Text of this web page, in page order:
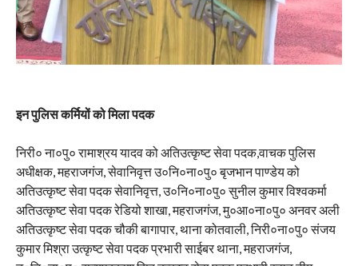
इन पुलिस कर्मियों को मिला पदक
निरी० ना०पु० रामाश्रय यादव को अतिउत्कृष्ट सेवा पदक,वाचक पुलिस
अधीक्षक, महराजगंज, सेवानिवृत्त उ०नि०ना०पु० बृजभान पाण्डेय को
अतिउत्कृष्ट सेवा पदक सेवानिवृत्त, उ०नि०ना०पु० सुनील कुमार विश्वकर्मा
अतिउत्कृष्ट सेवा पदक रेडियो शाखा, महराजगंज, मु०आ०ना०पु० अनवर अली
अतिउत्कृष्ट सेवा पदक चौकी बागापार, थाना कोतवाली, निरी०ना०पु० संजय
कुमार मिश्रा उत्कृष्ट सेवा पदक प्रभारी साईबर थाना, महराजगंज,